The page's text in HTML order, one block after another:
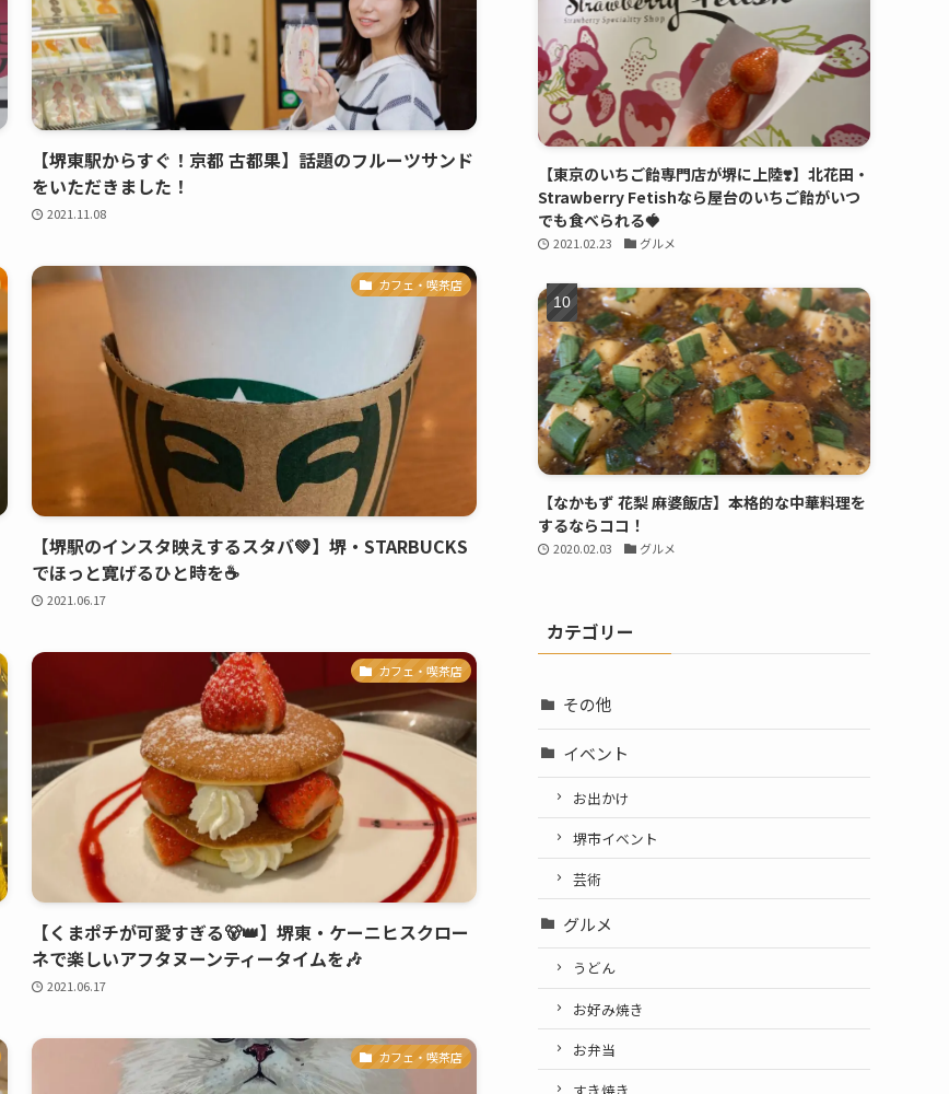
【堺東駅からすぐ！京都 古都果】話題のフルーツサンド
をいただきました！
2021.11.08
カフェ・喫茶店
【堺駅のインスタ映えするスタバ💚】堺・STARBUCKS
でほっと寛げるひと時を☕️
2021.06.17
カフェ・喫茶店
【くまポチが可愛すぎる🐻👑】堺東・ケーニヒスクロー
ネで楽しいアフタヌーンティータイムを🎶
2021.06.17
カフェ・喫茶店
【東京のいちご飴専門店が堺に上陸❣️】北花田・
Strawberry Fetishなら屋台のいちご飴がいつ
でも食べられる🍓
2021.02.23 グルメ
【なかもず 花梨 麻婆飯店】本格的な中華料理を
するならココ！
2020.02.03 グルメ
カテゴリー
その他
イベント
お出かけ
堺市イベント
芸術
グルメ
うどん
お好み焼き
お弁当